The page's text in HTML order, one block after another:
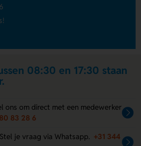
08:30 en 17:30 staan
ons om direct met een medewerker
83 28 6
Stel je vraag via Whatsapp. +31 344